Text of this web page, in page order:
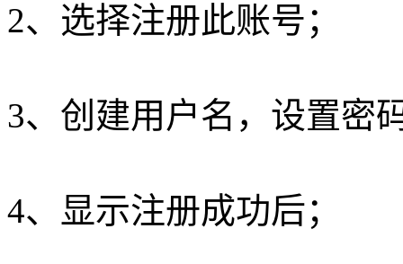
2、选择注册此账号；
3、创建用户名，设置密
4、显示注册成功后；